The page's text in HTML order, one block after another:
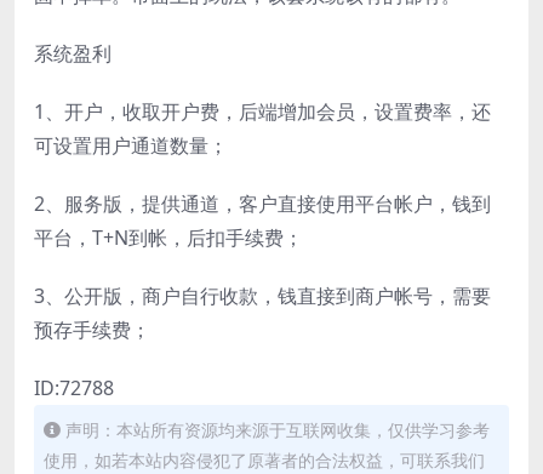
系统盈利
1、开户，收取开户费，后端增加会员，设置费率，还
可设置用户通道数量；
2、服务版，提供通道，客户直接使用平台帐户，钱到
平台，T+N到帐，后扣手续费；
3、公开版，商户自行收款，钱直接到商户帐号，需要
预存手续费；
ID:72788
声明：本站所有资源均来源于互联网收集，仅供学习参考
使用，如若本站内容侵犯了原著者的合法权益，可联系我们